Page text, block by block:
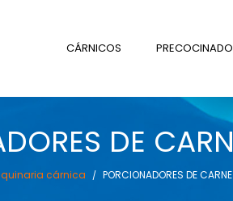
CÁRNICOS PRECOCINADO
DE
cárnica / PORCIONADORES DE CARNE